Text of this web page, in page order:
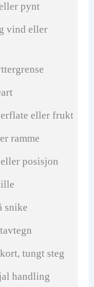
pynt
vind eller
eller frukt
ramme
posisjon
snike
tungt steg
handling